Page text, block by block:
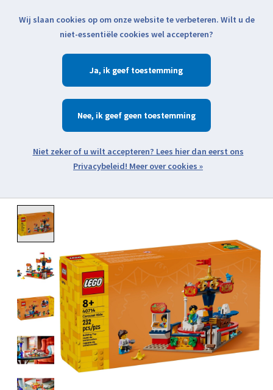
Klik voor actuele verzendinformatie...
Verlanglijst
Zoeken
Open webshop menu
Wij slaan cookies op om onze website te verbeteren. Wilt u de
niet-essentiële cookies wel accepteren?
Ja
Nee
Meer over cookies »